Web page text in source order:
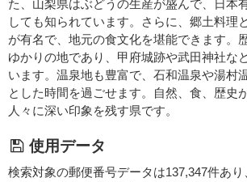
た、山梨県はぶどうの生産が盛んで、日本
しても知られています。さらに、郷土料理
が有名で、地元の食文化を堪能できます。
ゆかりの地であり、甲府城跡や武田神社な
います。温泉地も豊富で、石和温泉や湯村
とした時間を過ごせます。自然、食、歴史
人々に深い印象を残す県です。
使用データ
検索対象の郵便番号データは137,347件あ